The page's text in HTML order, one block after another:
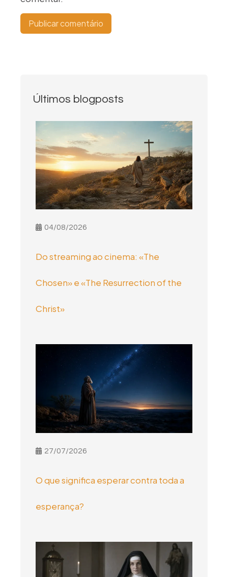
Últimos blogposts
04/08/2026
Do streaming ao cinema: «The
Chosen» e «The Resurrection of the
Christ»
27/07/2026
O que significa esperar contra toda a
esperança?